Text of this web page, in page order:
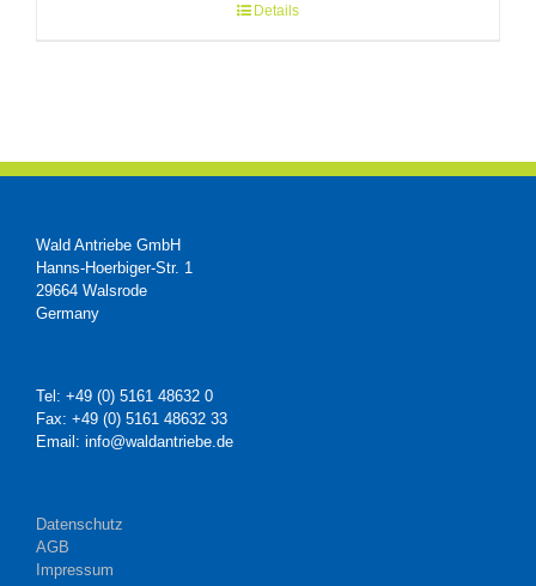
Details
Wald Antriebe GmbH
Hanns-Hoerbiger-Str. 1
29664 Walsrode
Germany
Tel: +49 (0) 5161 48632 0
Fax: +49 (0) 5161 48632 33
Email: info@waldantriebe.de
Datenschutz
AGB
Impressum